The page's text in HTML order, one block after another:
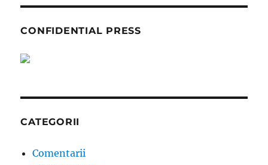
CONFIDENTIAL PRESS
CATEGORII
Comentarii